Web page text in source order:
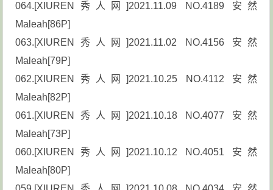
064.[XIUREN秀人网]2021.11.09 NO.4189 安然
Maleah[86P]
063.[XIUREN秀人网]2021.11.02 NO.4156 安然
Maleah[79P]
062.[XIUREN秀人网]2021.10.25 NO.4112 安然
Maleah[82P]
061.[XIUREN秀人网]2021.10.18 NO.4077 安然
Maleah[73P]
060.[XIUREN秀人网]2021.10.12 NO.4051 安然
Maleah[80P]